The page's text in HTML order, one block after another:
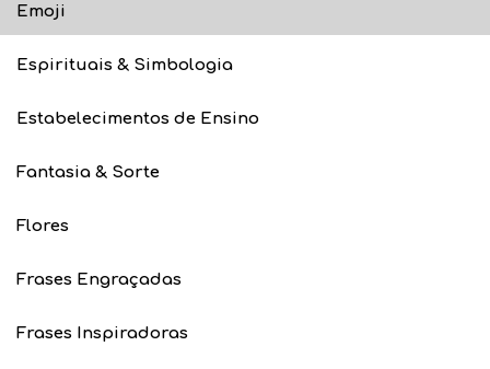
Emoji
Espirituais & Simbologia
Estabelecimentos de Ensino
Fantasia & Sorte
Flores
Frases Engraçadas
Frases Inspiradoras